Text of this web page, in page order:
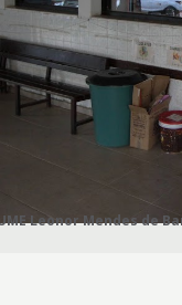
Leonor Mendes de